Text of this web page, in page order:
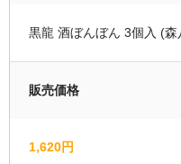
運営者情報
マイページ
黒龍 酒ぼんぼん 3個入 (
販売価格
1,620円